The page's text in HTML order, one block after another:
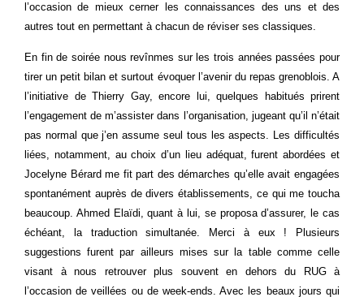
l’occasion de mieux cerner les connaissances des uns et des
autres tout en permettant à chacun de réviser ses classiques.
En fin de soirée nous revînmes sur les trois années passées pour
tirer un petit bilan et surtout évoquer l’avenir du repas grenoblois. A
l’initiative de Thierry Gay, encore lui, quelques habitués prirent
l’engagement de m’assister dans l’organisation, jugeant qu’il n’était
pas normal que j’en assume seul tous les aspects. Les difficultés
liées, notamment, au choix d’un lieu adéquat, furent abordées et
Jocelyne Bérard me fit part des démarches qu’elle avait engagées
spontanément auprès de divers établissements, ce qui me toucha
beaucoup. Ahmed Elaïdi, quant à lui, se proposa d’assurer, le cas
échéant, la traduction simultanée. Merci à eux ! Plusieurs
suggestions furent par ailleurs mises sur la table comme celle
visant à nous retrouver plus souvent en dehors du RUG à
l’occasion de veillées ou de week-ends. Avec les beaux jours qui